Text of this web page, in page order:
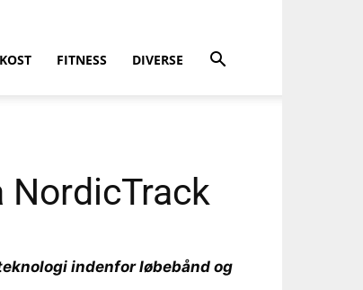
KOST FITNESS DIVERSE
NordicTrack
indenfor løbebånd og